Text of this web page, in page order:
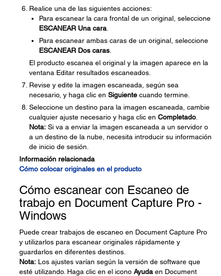
Realice una de las siguientes acciones:
Para escanear la cara frontal de un original, seleccione
ESCANEAR Una cara
Para escanear ambas caras de un original, seleccione
ESCANEAR Dos caras
El producto escanea el original y la imagen aparece en la
ventana Editar resultados escaneados.
Revise y edite la imagen escaneada, según sea
necesario, y haga clic en Siguiente cuando termine.
Seleccione un destino para la imagen escaneada, cambie
cualquier ajuste necesario y haga clic en Completado
Nota: Si va a enviar la imagen escaneada a un servidor o
a un destino de la nube, necesita introducir su información
de inicio de sesión.
Información relacionada
Cómo colocar originales en el producto
Cómo escanear con Escaneo de
trabajo en Document Capture Pro -
Windows
Puede crear trabajos de escaneo en Document Capture Pro
y utilizarlos para escanear originales rápidamente y
guardarlos en diferentes destinos.
Nota: Los ajustes varían según la versión de software que
esté utilizando. Haga clic en el icono Ayuda en Document